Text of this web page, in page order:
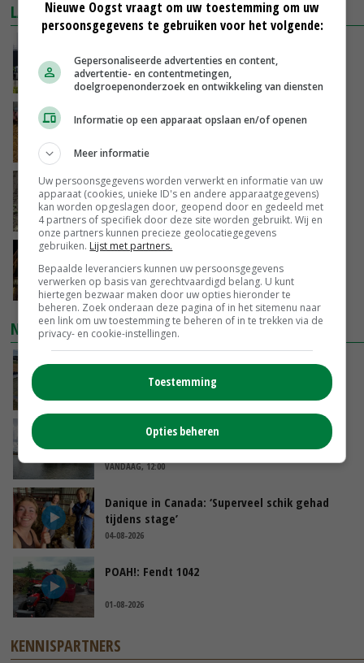
LAATSTE NIEUWS
juni
VANDAAG, 17:04
Frans onderzoekcentrum bestrijkt hele
VANDAAG, 15:29
Emmeloord noteert eerste zaaiuien op
maximaal 20 euro
VANDAAG, 14:59
Spontane boerenacties in Twente en
Apeldoorn zetten de trend
VANDAAG, 14:48
NIEUWSTE VIDEO'S
Droogte veroorzaakt steeds meer problemen:
‘Bassin afgelopen week al leeg’
Koeien van enige drijvende boerderij ter
wereld zijn te koop
VANDAAG, 12:00
Danique in Canada: ‘Superveel schik gehad
tijdens stage’
04-08-2026
POAH!: Fendt 1042
01-08-2026
KENNISPARTNERS
Nieuwe Oogst vraagt om uw toestemming om uw
persoonsgegevens te gebruiken voor het volgende:
Gepersonaliseerde advertenties en content,
advertentie- en contentmetingen,
doelgroepenonderzoek en ontwikkeling van diensten
Informatie op een apparaat opslaan en/of openen
Meer informatie
Uw persoonsgegevens worden verwerkt en informatie van uw
apparaat (cookies, unieke ID's en andere apparaatgegevens)
kan worden opgeslagen door, geopend door en gedeeld met
4 partners of specifiek door deze site worden gebruikt. Wij en
onze partners kunnen precieze geolocatiegegevens
gebruiken. Lijst met partners.
Bepaalde leveranciers kunnen uw persoonsgegevens
verwerken op basis van gerechtvaardigd belang. U kunt
hiertegen bezwaar maken door uw opties hieronder te
beheren. Zoek onderaan deze pagina of in het sitemenu naar
een link om uw toestemming te beheren of in te trekken via de
privacy- en cookie-instellingen.
Toestemming
Opties beheren